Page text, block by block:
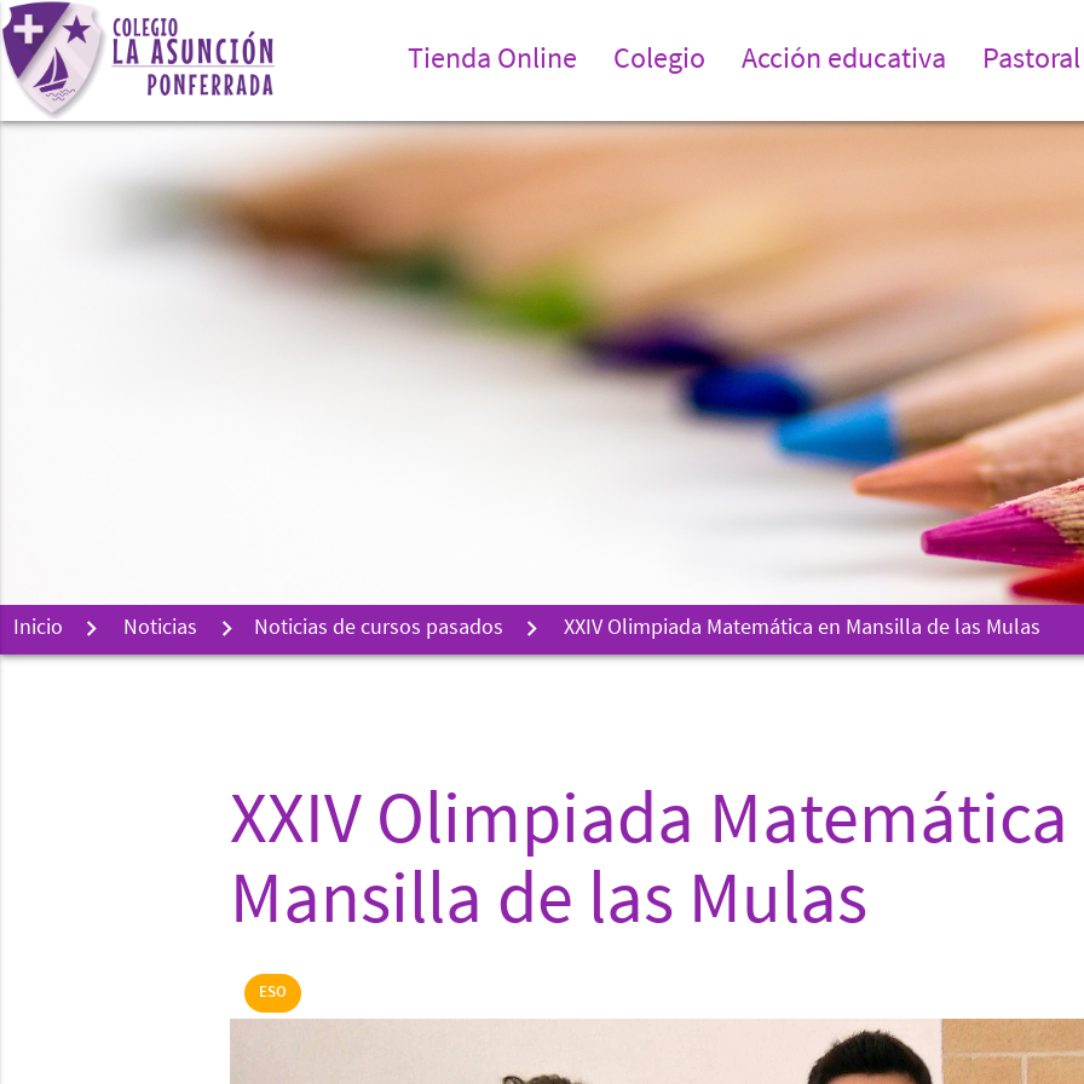
Tienda Online Colegio Acción educativa Pastoral
Inicio Noticias Noticias de cursos pasados XXIV Olimpiada Matemática en Mansilla de las Mulas
XXIV Olimpiada Matemática
Mansilla de las Mulas
ESO